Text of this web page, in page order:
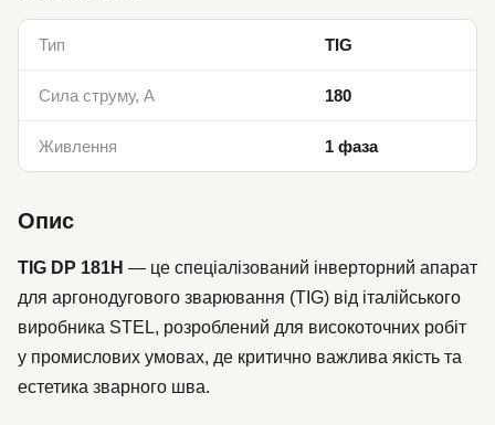
Тип TIG
Сила струму, А 180
Живлення 1 фаза
Опис
TIG DP 181H — це спеціалізований інверторний апарат
для аргонодугового зварювання (TIG) від італійського
виробника STEL, розроблений для високоточних робіт
у промислових умовах, де критично важлива якість та
естетика зварного шва.